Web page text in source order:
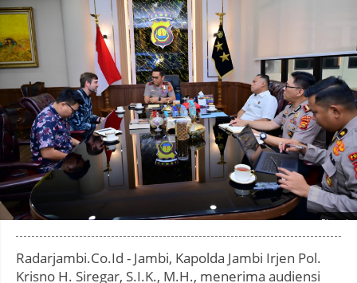
Photo by
Radarjambi.Co.Id - Jambi, Kapolda Jambi Irjen Pol.
Krisno H. Siregar, S.I.K., M.H., menerima audiensi